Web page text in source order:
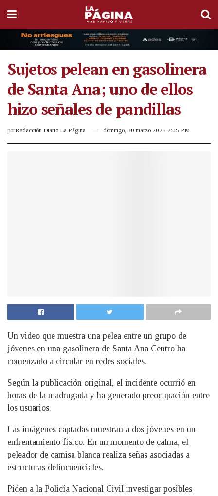
Sujetos pelean en gasolinera
de Santa Ana; uno de ellos
hizo señales de pandillas
porRedacción Diario La Página domingo, 30 marzo 2025 2:05 PM
Un video que muestra una pelea entre un grupo de
jóvenes en una gasolinera de Santa Ana Centro ha
comenzado a circular en redes sociales.
Según la publicación original, el incidente ocurrió en
horas de la madrugada y ha generado preocupación entre
los usuarios.
Las imágenes captadas muestran a dos jóvenes en un
enfrentamiento físico. En un momento de calma, el
peleador de camisa blanca realiza señas asociadas a
estructuras delincuenciales.
Piden a la Policía Nacional Civil investigar posibles